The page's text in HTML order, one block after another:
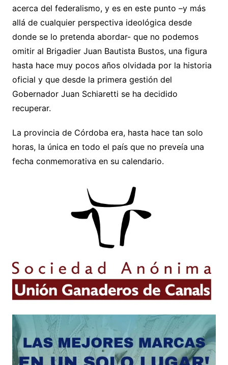
acerca del federalismo, y es en este punto –y más
allá de cualquier perspectiva ideológica desde
donde se lo pretenda abordar- que no podemos
omitir al Brigadier Juan Bautista Bustos, una figura
hasta hace muy pocos años olvidada por la historia
oficial y que desde la primera gestión del
Gobernador Juan Schiaretti se ha decidido
recuperar.
La provincia de Córdoba era, hasta hace tan solo
horas, la única en todo el país que no preveía una
fecha conmemorativa en su calendario.